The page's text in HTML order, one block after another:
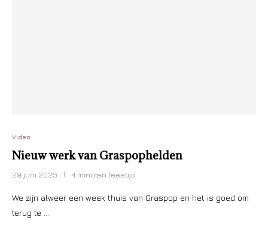
Video
Nieuw werk van Graspophelden
29 juni 2025 4 minuten leestijd
We zijn alweer een week thuis van Graspop en het is goed om
terug te …